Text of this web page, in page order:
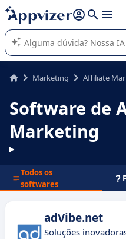
de nossa IA (várias linhas com
A IA do Appvizer o orienta no
SaaS para sua empresa.
Marketing Affiliate
Software de
Marketing
Todos os
softwares
adVibe.net
Soluções